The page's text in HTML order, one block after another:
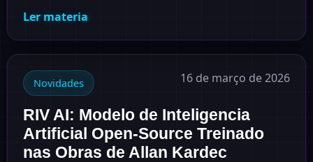
Ler materia
Novidades 16 de março de 2026
RIV AI: Modelo de Inteligencia
Artificial Open-Source Treinado
nas Obras de Allan Kardec